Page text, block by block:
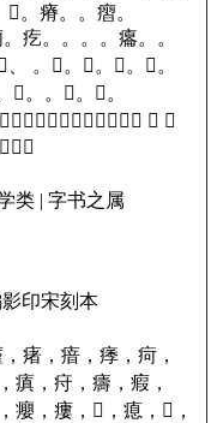
𤻣。 瘠。 。 㿇。
疙。 。 。 。 癟。
。
𤵍、 。 𤴩。 𤺆。 𤼌。
𤻙。
𤶛。 。 𤵭。
𤸑。
㿑。 。 。 𤶬。 瘯。 𤴷。 㽺。 、 、
𤸱。
类 | 字书之属
印宋刻本
瘏， 瘖， 痵， 疴，
瘨， 疛， 㿒， 瘕，
癭， 瘻， 𤺤， 瘜， 𤺄，